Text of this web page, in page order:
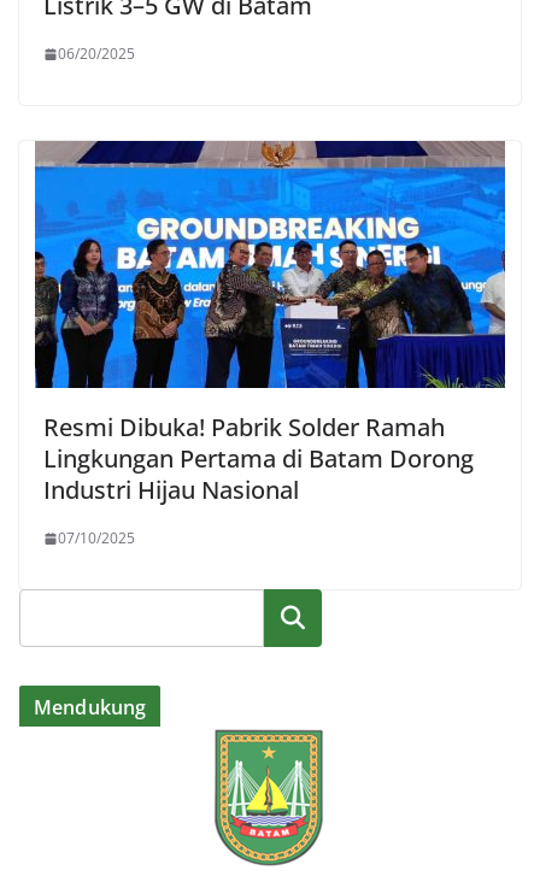
06/20/2025
Resmi Dibuka! Pabrik Solder Ramah
Lingkungan Pertama di Batam Dorong
Industri Hijau Nasional
07/10/2025
Cari
Mendukung